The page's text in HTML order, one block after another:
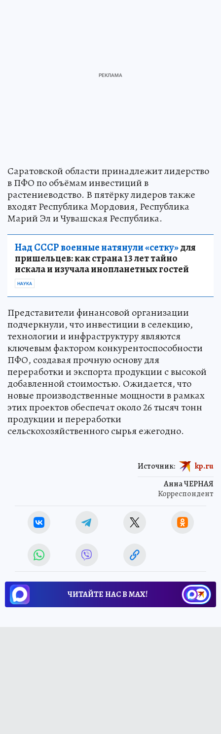
Саратовской области принадлежит лидерство
в ПФО по объёмам инвестиций в
растениеводство. В пятёрку лидеров также
входят Республика Мордовия, Республика
Марий Эл и Чувашская Республика.
Над СССР военные натянули «сетку»для
пришельцев: как страна 13 лет тайно
искала и изучала инопланетных гостей
НАУКА
Представители финансовой организации
подчеркнули, что инвестиции в селекцию,
технологии и инфраструктуру являются
ключевым фактором конкурентоспособности
ПФО, создавая прочную основу для
переработки и экспорта продукции с высокой
добавленной стоимостью. Ожидается, что
новые производственные мощности в рамках
этих проектов обеспечат около 26 тысяч тонн
продукции и переработки
сельскохозяйственного сырья ежегодно.
Анна ЧЕРНАЯ
Корреспондент
Источник: kp.ru
ЧИТАЙТЕ НАС В МАХ!